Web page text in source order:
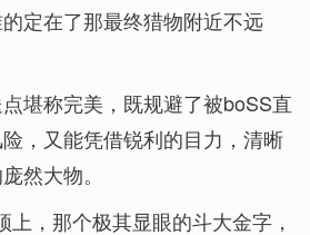
定在了那最终猎物附近不远
堪称完美，既规避了被boSS直
，又能凭借锐利的目力，清晰
然大物。
上，那个极其显眼的斗大金字，